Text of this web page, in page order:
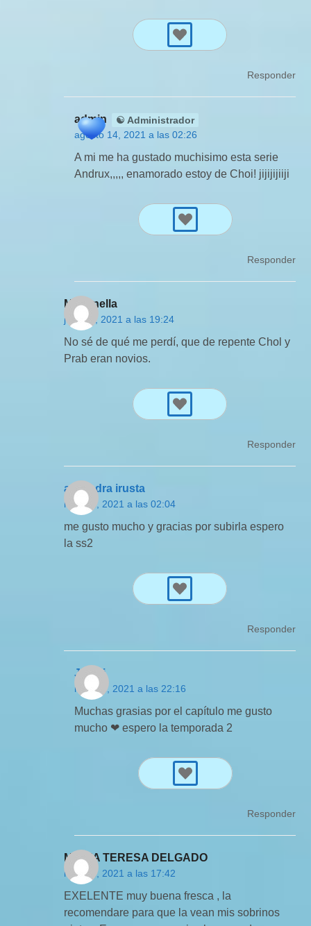
Responder
admin
☯ Administrador
agosto 14, 2021 a las 02:26
A mi me ha gustado muchisimo esta serie
Andrux,,,,, enamorado estoy de Choi! jijijijiiji
Responder
Marianella
julio 14, 2021 a las 19:24
No sé de qué me perdí, que de repente Chol y
Prab eran novios.
Responder
alejandra irusta
mayo 2, 2021 a las 02:04
me gusto mucho y gracias por subirla espero
la ss2
Responder
Jeymi
mayo 2, 2021 a las 22:16
Muchas grasias por el capítulo me gusto
mucho ❤ espero la temporada 2
Responder
MARIA TERESA DELGADO
mayo 1, 2021 a las 17:42
EXELENTE muy buena fresca , la
recomendare para que la vean mis sobrinos